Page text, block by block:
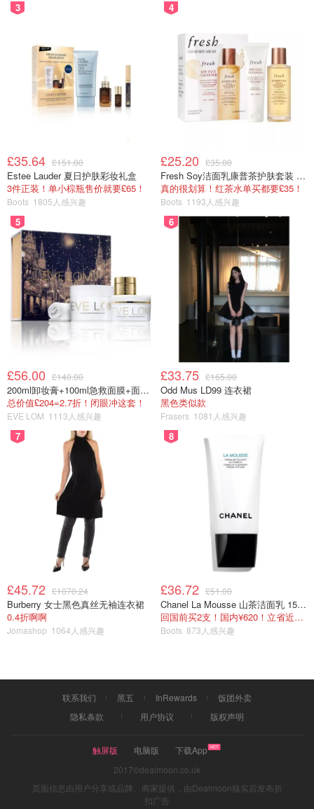
3
£35.64 £151.00
Estee Lauder 夏日护肤彩妆礼盒
3件正装！单小棕瓶售价就要£65！
Boots 1805人感兴趣
4
£25.20 £35.00
Fresh Soy洁面乳康普茶护肤套装 100ml
真的很划算！红茶水单买都要£35！
Boots 1193人感兴趣
5
£56.00 £140.00
200ml卸妆膏+100ml急救面膜+面霜+洁颜布
总价值£204=2.7折！闭眼冲这套！
EVE LOM 1113人感兴趣
6
£33.75 £165.00
Odd Mus LD99 连衣裙
黑色类似款
Frasers 1081人感兴趣
7
£45.72 £1070.24
Burberry 女士黑色真丝无袖连衣裙
0.4折啊啊
Jomashop 1064人感兴趣
8
£36.72 £51.00
Chanel La Mousse 山茶洁面乳 150ml
回国前买2支！国内¥620！立省近一半！
Boots 873人感兴趣
联系我们 黑五 InRewards
饭团外卖
隐私条款
用户协议 版权声明
触屏版 电脑版
下载App
2017©dealmoon.co.uk
页面信息由用户分享或品牌、商家提供，由Dealmoon核实后发布折
扣广告